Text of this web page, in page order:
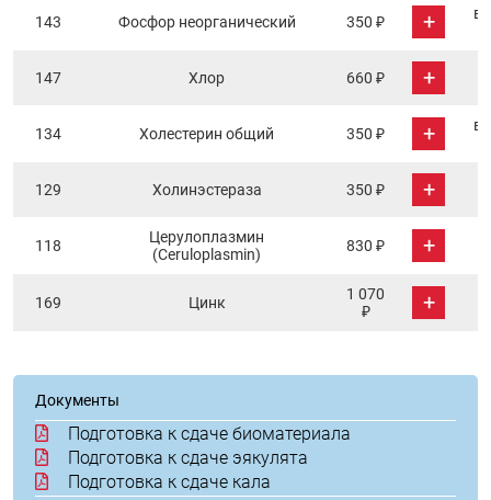
143 Фосфор неорганический 350 ₽ + в
147 Хлор 660 ₽ +
134 Холестерин общий 350 ₽ + в
129 Холинэстераза 350 ₽ +
118
Церулоплазмин
(Ceruloplasmin)
830 ₽ +
169 Цинк
1 070
₽
+
Документы
Подготовка к сдаче биоматериала
Подготовка к сдаче эякулята
Подготовка к сдаче кала